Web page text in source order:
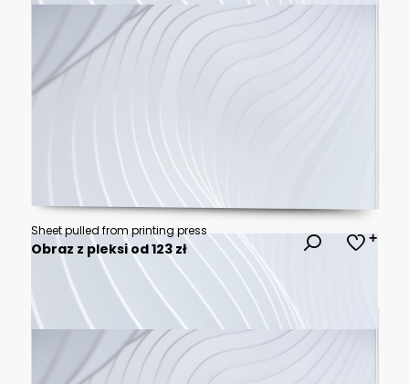
Sheet pulled from printing press
Obraz z pleksi od 123 zł